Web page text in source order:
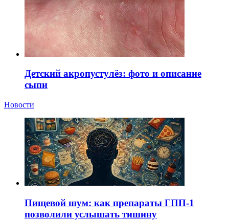
Детский акропустулёз: фото и описание
сыпи
Новости
Пищевой шум: как препараты ГПП-1
позволили услышать тишину